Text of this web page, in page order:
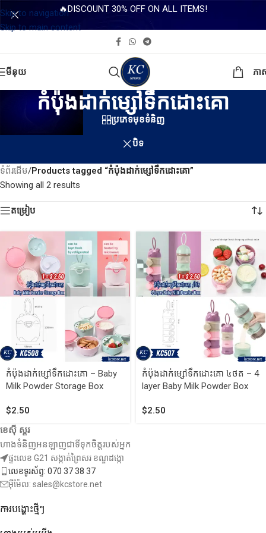
Skip to navigation
Skip to main content
🔥DISCOUNT 30% OFF ON ALL ITEMS!
មីនុយ ភា
កំប៉ុងដាក់ម្សៅទឹកដោះគោ
ប្រភេទមុខទំនិញ
បិទ
ទំព័រដើម/Products tagged “កំប៉ុងដាក់ម្សៅទឹកដោះគោ”
Showing all 2 results
តម្រៀប
កំប៉ុងដាក់ម្សៅទឹកដោះគោ – Baby
Milk Powder Storage Box
$2.50
កំប៉ុងដាក់ម្សៅទឹកដោះគោ ៤ថត – 4
layer Baby Milk Powder Box
$2.50
ខេស៊ី ស្តរ
ហាងទំនិញអនឡាញជាទីទុកចិត្តរបស់អ្នក
ផ្ទះលេខ G21 សង្កាត់ព្រៃសរ ខណ្ឌដង្កោ
លេខទូរស័ព្ទ: 070 37 38 37
អ៊ីម៉ែល: sales@kcstore.net
ការបង្ហោះថ្មីៗ